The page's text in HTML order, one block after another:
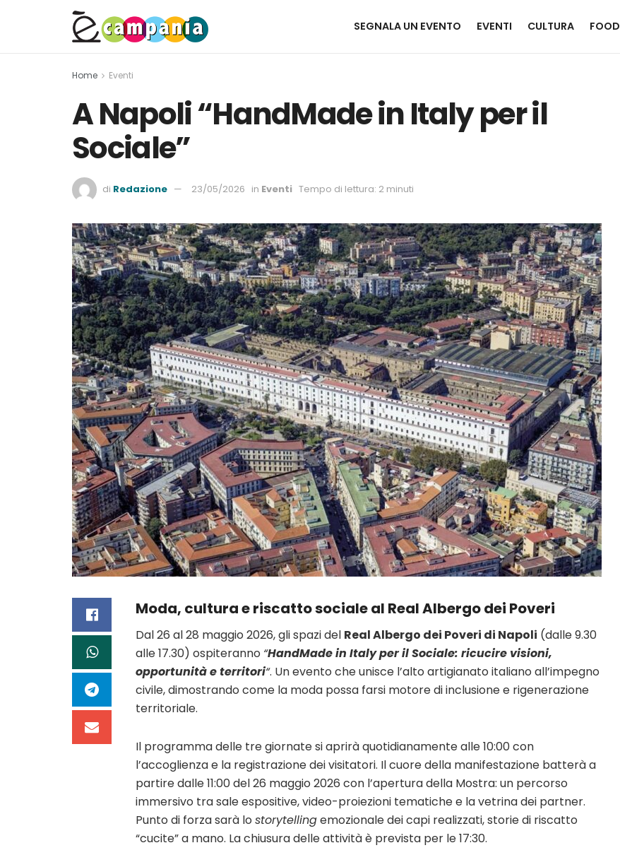
SEGNALA UN EVENTO EVENTI CULTURA FOOD
Home Eventi
A Napoli “HandMade in Italy per il
Sociale”
di Redazione 23/05/2026 in Eventi Tempo di lettura: 2 minuti
Moda, cultura e riscatto sociale al Real Albergo dei Poveri
Dal 26 al 28 maggio 2026, gli spazi del Real Albergo dei Poveri di Napoli (dalle 9.30
alle 17.30) ospiteranno “HandMade in Italy per il Sociale: ricucire visioni,
opportunità e territori“. Un evento che unisce l’alto artigianato italiano all’impegno
civile, dimostrando come la moda possa farsi motore di inclusione e rigenerazione
territoriale.
Il programma delle tre giornate si aprirà quotidianamente alle 10:00 con
l’accoglienza e la registrazione dei visitatori. Il cuore della manifestazione batterà a
partire dalle 11:00 del 26 maggio 2026 con l’apertura della Mostra: un percorso
immersivo tra sale espositive, video-proiezioni tematiche e la vetrina dei partner.
Punto di forza sarà lo storytellingemozionale dei capi realizzati, storie di riscatto
“cucite” a mano. La chiusura delle attività è prevista per le 17:30.